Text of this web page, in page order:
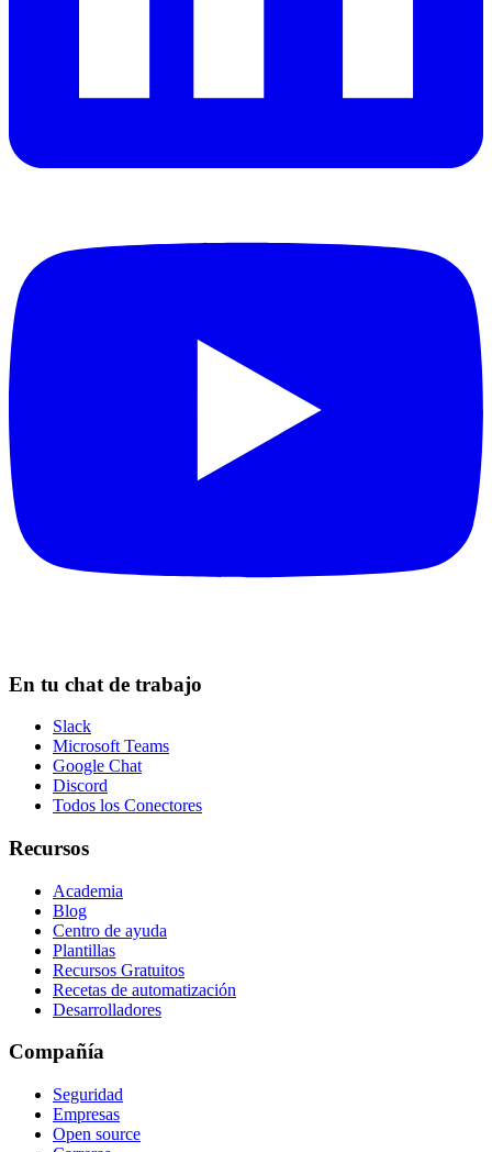
En tu chat de trabajo
Slack
Microsoft Teams
Google Chat
Discord
Todos los Conectores
Recursos
Academia
Blog
Centro de ayuda
Plantillas
Recursos Gratuitos
Recetas de automatización
Desarrolladores
Compañía
Seguridad
Empresas
Open source